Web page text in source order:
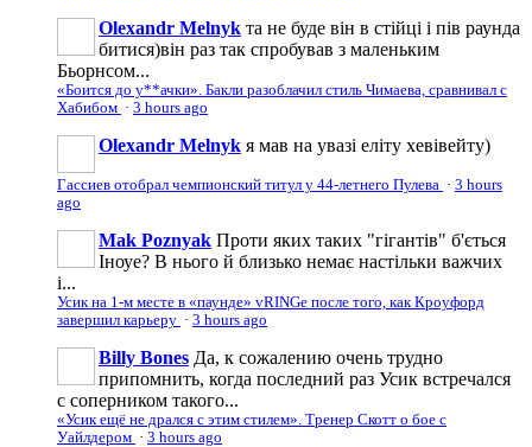
Olexandr Melnyk та не буде він в стійці і пів раунда
битися)він раз так спробував з маленьким
Бьорнсом...
«Боится до у**ачки». Бакли разоблачил стиль Чимаева, сравнивал с
Хабибом · 3 hours ago
Olexandr Melnyk я мав на увазі еліту хевівейту)
Гассиев отобрал чемпионский титул у 44-летнего Пулева · 3 hours
ago
Mak Poznyak Проти яких таких "гігантів" б'ється
Іноуе? В нього й близько немає настільки важчих
і...
Усик на 1-м месте в «паунде» vRINGe после того, как Кроуфорд
завершил карьеру · 3 hours ago
Billy Bones Да, к сожалению очень трудно
припомнить, когда последний раз Усик встречался
с соперником такого...
«Усик ещё не дрался с этим стилем». Тренер Скотт о бое с
Уайлдером · 3 hours ago